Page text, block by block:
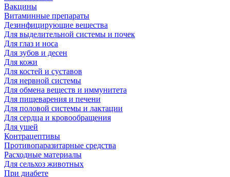
Вакцины
Витаминные препараты
Дезинфицирующие вещества
Для выделительной системы и почек
Для глаз и носа
Для зубов и десен
Для кожи
Для костей и суставов
Для нервной системы
Для обмена веществ и иммунитета
Для пищеварения и печени
Для половой системы и лактации
Для сердца и кровообращения
Для ушей
Контрацептивы
Противопаразитарные средства
Расходные материалы
Для сельхоз животных
При диабете